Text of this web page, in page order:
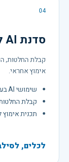
04
סדנת AI למנהלים
קבלת החלטות,
אימוץ אחראי.
שימושי AI בעבודה הניהולית
קבלת
תכנית אימוץ
לכלים,